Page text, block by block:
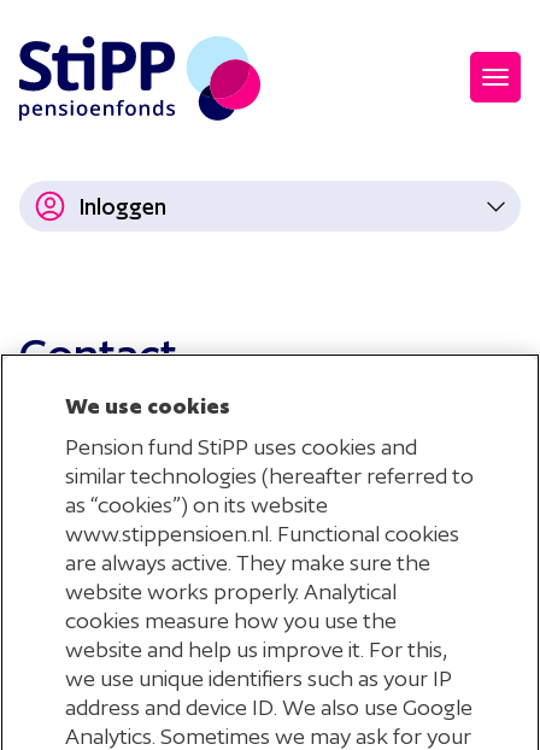
Inloggen
Contact
Om u beter van dienst te kunnen zijn, willen we
graag weten waar uw vraag over gaat.
Chat
Op werkdagen van8:30 tot 17:00 uurkun je
chatten met onze Klantenservice. Zo krijg je snel en
Formulier of document digitaal sturen
We use cookies
Pension fund StiPP uses cookies and
similar technologies (hereafter referred to
as “cookies”) on its website
www.stippensioen.nl. Functional cookies
are always active. They make sure the
website works properly. Analytical
cookies measure how you use the
website and help us improve it. For this,
we use unique identifiers such as your IP
address and device ID. We also use Google
Analytics. Sometimes we may ask for your